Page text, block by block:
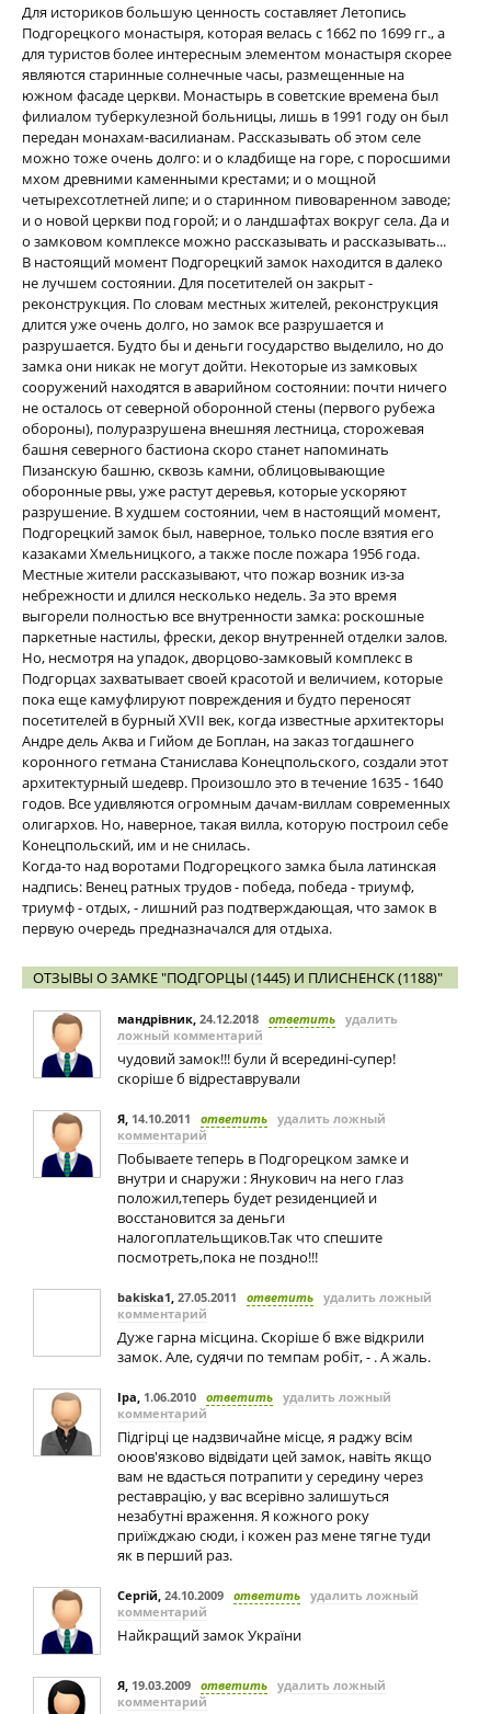
Для историков большую ценность составляет Летопись
Подгорецкого монастыря, которая велась с 1662 по 1699 гг., а
для туристов более интересным элементом монастыря скорее
являются старинные солнечные часы, размещенные на
южном фасаде церкви. Монастырь в советские времена был
филиалом туберкулезной больницы, лишь в 1991 году он был
передан монахам-василианам. Рассказывать об этом селе
можно тоже очень долго: и о кладбище на горе, с поросшими
мхом древними каменными крестами; и о мощной
четырехсотлетней липе; и о старинном пивоваренном заводе;
и о новой церкви под горой; и о ландшафтах вокруг села. Да и
о замковом комплексе можно рассказывать и рассказывать...
В настоящий момент Подгорецкий замок находится в далеко
не лучшем состоянии. Для посетителей он закрыт -
реконструкция. По словам местных жителей, реконструкция
длится уже очень долго, но замок все разрушается и
разрушается. Будто бы и деньги государство выделило, но до
замка они никак не могут дойти. Некоторые из замковых
сооружений находятся в аварийном состоянии: почти ничего
не осталось от северной оборонной стены (первого рубежа
обороны), полуразрушена внешняя лестница, сторожевая
башня северного бастиона скоро станет напоминать
Пизанскую башню, сквозь камни, облицовывающие
оборонные рвы, уже растут деревья, которые ускоряют
разрушение. В худшем состоянии, чем в настоящий момент,
Подгорецкий замок был, наверное, только после взятия его
казаками Хмельницкого, а также после пожара 1956 года.
Местные жители рассказывают, что пожар возник из-за
небрежности и длился несколько недель. За это время
выгорели полностью все внутренности замка: роскошные
паркетные настилы, фрески, декор внутренней отделки залов.
Но, несмотря на упадок, дворцово-замковый комплекс в
Подгорцах захватывает своей красотой и величием, которые
пока еще камуфлируют повреждения и будто переносят
посетителей в бурный XVII век, когда известные архитекторы
Андре дель Аква и Гийом де Боплан, на заказ тогдашнего
коронного гетмана Станислава Конецпольского, создали этот
архитектурный шедевр. Произошло это в течение 1635 - 1640
годов. Все удивляются огромным дачам-виллам современных
олигархов. Но, наверное, такая вилла, которую построил себе
Конецпольский, им и не снилась.
Когда-то над воротами Подгорецкого замка была латинская
надпись: Венец ратных трудов - победа, победа - триумф,
триумф - отдых, - лишний раз подтверждающая, что замок в
первую очередь предназначался для отдыха.
ОТЗЫВЫ О ЗАМКЕ "ПОДГОРЦЫ (1445) И ПЛИСНЕНСК (1188)"
мандрівник, 24.12.2018 ответить удалить
ложный комментарий
чудовий замок!!! були й всередині-супер!
скоріше б відреставрували
Я, 14.10.2011 ответить удалить ложный
комментарий
Побываете теперь в Подгорецком замке и
внутри и снаружи : Янукович на него глаз
положил,теперь будет резиденцией и
восстановится за деньги
налогоплательщиков.Так что спешите
посмотреть,пока не поздно!!!
bakiska1, 27.05.2011 ответить удалить ложный
комментарий
Дуже гарна місцина. Скоріше б вже відкрили
замок. Але, судячи по темпам робіт, - . А жаль.
Іра, 1.06.2010 ответить удалить ложный
комментарий
Підгірці це надзвичайне місце, я раджу всім
оюов'язково відвідати цей замок, навіть якщо
вам не вдасться потрапити у середину через
реставрацію, у вас всерівно залишуться
незабутні враження. Я кожного року
приїжджаю сюди, і кожен раз мене тягне туди
як в перший раз.
Сергій, 24.10.2009 ответить удалить ложный
комментарий
Найкращий замок України
Я, 19.03.2009 ответить удалить ложный
комментарий